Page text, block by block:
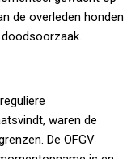
de overleden honden
waren de
De OFGV